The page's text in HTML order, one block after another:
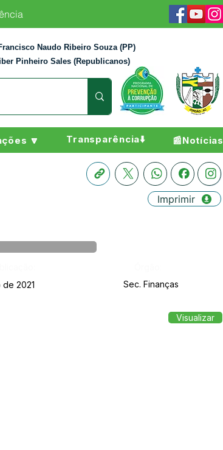
Naudo Ribeiro Souza (PP)
Pinheiro Sales (Republicanos)
🔽 Transparência⬇️ 📰Notícias
Imprimir
2021 Sec. Finanças
Visualizar